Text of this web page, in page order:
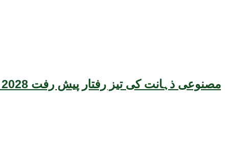
مصنوعی ذہانت کی تیز رفتار پیش رفت 2028 تک عالمی معیشت کیلئے سنگین خطرہ بن سکتی ہے، نئی تحقیق کا انتباہ